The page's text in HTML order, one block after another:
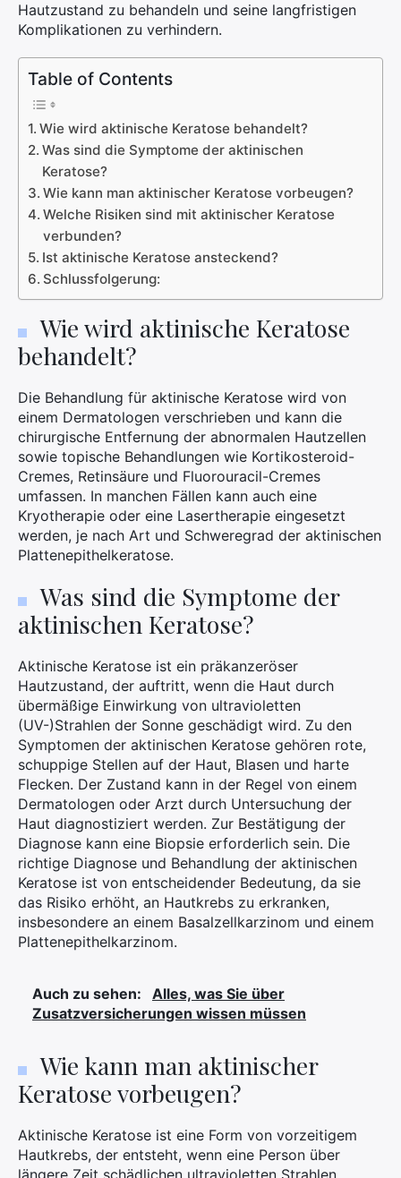
Hautzustand zu behandeln und seine langfristigen
Komplikationen zu verhindern.
Table of Contents
Wie wird aktinische Keratose behandelt?
Was sind die Symptome der aktinischen
Keratose?
Wie kann man aktinischer Keratose vorbeugen?
Welche Risiken sind mit aktinischer Keratose
verbunden?
Ist aktinische Keratose ansteckend?
Schlussfolgerung:
Wie wird aktinische Keratose
behandelt?
Die Behandlung für aktinische Keratose wird von
einem Dermatologen verschrieben und kann die
chirurgische Entfernung der abnormalen Hautzellen
sowie topische Behandlungen wie Kortikosteroid-
Cremes, Retinsäure und Fluorouracil-Cremes
umfassen. In manchen Fällen kann auch eine
Kryotherapie oder eine Lasertherapie eingesetzt
werden, je nach Art und Schweregrad der aktinischen
Plattenepithelkeratose.
Was sind die Symptome der
aktinischen Keratose?
Aktinische Keratose ist ein präkanzeröser
Hautzustand, der auftritt, wenn die Haut durch
übermäßige Einwirkung von ultravioletten
(UV-)Strahlen der Sonne geschädigt wird. Zu den
Symptomen der aktinischen Keratose gehören rote,
schuppige Stellen auf der Haut, Blasen und harte
Flecken. Der Zustand kann in der Regel von einem
Dermatologen oder Arzt durch Untersuchung der
Haut diagnostiziert werden. Zur Bestätigung der
Diagnose kann eine Biopsie erforderlich sein. Die
richtige Diagnose und Behandlung der aktinischen
Keratose ist von entscheidender Bedeutung, da sie
das Risiko erhöht, an Hautkrebs zu erkranken,
insbesondere an einem Basalzellkarzinom und einem
Plattenepithelkarzinom.
Auch zu sehen:
Alles, was Sie über
Zusatzversicherungen wissen müssen
Wie kann man aktinischer
Keratose vorbeugen?
Aktinische Keratose ist eine Form von vorzeitigem
Hautkrebs, der entsteht, wenn eine Person über
längere Zeit schädlichen ultravioletten Strahlen